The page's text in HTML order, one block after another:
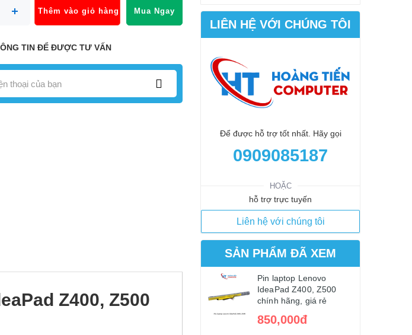
Thêm vào giỏ hàng Mua Ngay
TIN ĐỂ ĐƯỢC TƯ VẤN
LIÊN HỆ VỚI CHÚNG TÔI
Để được hỗ trợ tốt nhất. Hãy gọi
0909085187
HOẶC
hỗ trợ trực tuyến
Liên hệ với chúng tôi
Z400, Z500
SẢN PHẨM ĐÃ XEM
Pin laptop Lenovo
IdeaPad Z400, Z500
chính hãng, giá rẻ
850,000đ